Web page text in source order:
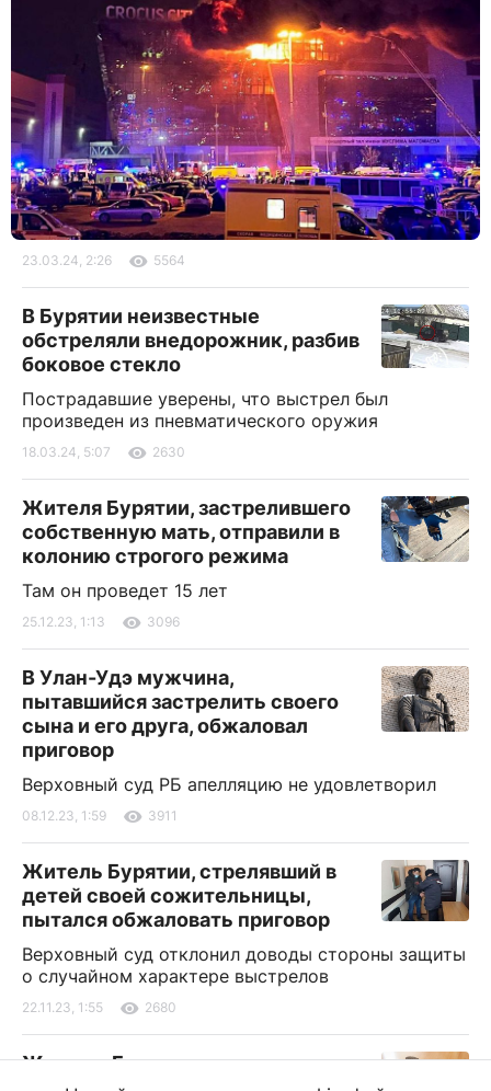
23.03.24, 2:26 5564
В Бурятии неизвестные
обстреляли внедорожник, разбив
боковое стекло
Пострадавшие уверены, что выстрел был
произведен из пневматического оружия
18.03.24, 5:07 2630
Жителя Бурятии, застрелившего
собственную мать, отправили в
колонию строгого режима
Там он проведет 15 лет
25.12.23, 1:13 3096
В Улан-Удэ мужчина,
пытавшийся застрелить своего
сына и его друга, обжаловал
приговор
Верховный суд РБ апелляцию не удовлетворил
08.12.23, 1:59 3911
Житель Бурятии, стрелявший в
детей своей сожительницы,
пытался обжаловать приговор
Верховный суд отклонил доводы стороны защиты
о случайном характере выстрелов
22.11.23, 1:55 2680
Жителю Бурятии,